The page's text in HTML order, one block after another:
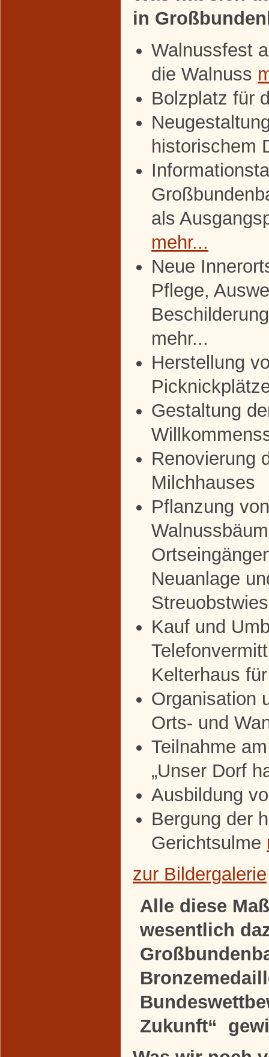
in
Walnussfest
die Walnuss
Bolzplatz für
historischem
als
mehr...
Neue
Pflege,
mehr...
Herstellung
Gestaltung
Renovierung
Milchhauses
Pflanzung
Neuanlage
Kauf und
Kelterhaus
Organisation
Orts- und
Teilnahme
„Unser Dorf
Ausbildung
Bergung der
Gerichtsulme
zur Bildergalerie
Alle diese
wesentlich
Zukunft“